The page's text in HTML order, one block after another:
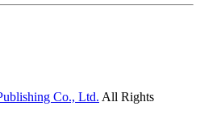
Co., Ltd. All Rights